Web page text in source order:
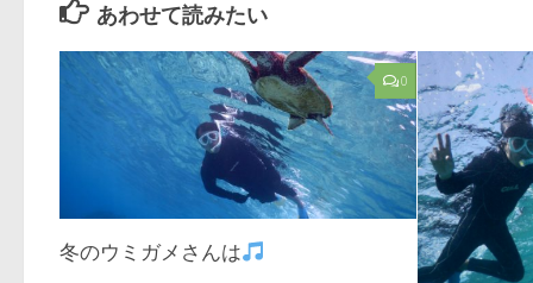
あわせて読みたい
0
冬のウミガメさんは